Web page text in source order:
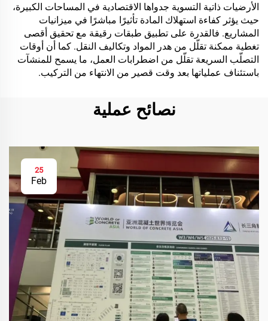
الأرضيات ذاتية التسوية جدواها الاقتصادية في المساحات الكبيرة،
حيث يؤثر كفاءة استهلاك المادة تأثيرًا مباشرًا في ميزانيات
المشاريع. فالقدرة على تطبيق طبقات رقيقة مع تحقيق أقصى
تغطية ممكنة تقلّل من هدر المواد وتكاليف النقل. كما أن أوقات
التصلّب السريعة تقلّل من اضطرابات العمل، ما يسمح للمنشآت
باستئناف عملياتها بعد وقت قصير من الانتهاء من التركيب.
نصائح عملية
25
Feb